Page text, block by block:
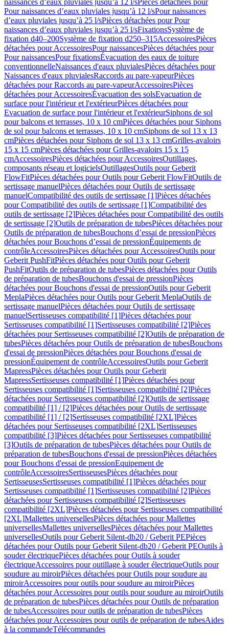
naissances d’eaux pluviales jusqu’à 12 l/sPièces détachées pour
Pour naissances d’eaux pluviales jusqu’à 12 l/sPour naissances
d’eaux pluviales jusqu’à 25 l/sPièces détachées pour Pour
naissances d’eaux pluviales jusqu’à 25 l/sFixationsSystème de
fixation d40–200Système de fixation d250–315AccessoiresPièces
détachées pour AccessoiresPour naissancesPièces détachées pour
Pour naissancesPour fixationsÉvacuation des eaux de toiture
conventionnelleNaissances d'eaux pluvialesPièces détachées pour
Naissances d'eaux pluvialesRaccords au pare-vapeurPièces
détachées pour Raccords au pare-vapeurAccessoiresPièces
détachées pour AccessoiresÉvacuation des solsEvacuation de
surface pour l'intérieur et l'extérieurPièces détachées pour
Evacuation de surface pour l'intérieur et l'extérieurSiphons de sol
pour balcons et terrasses, 10 x 10 cmPièces détachées pour Siphons
de sol pour balcons et terrasses, 10 x 10 cmSiphons de sol 13 x 13
cmPièces détachées pour Siphons de sol 13 x 13 cmGrilles-avaloirs
15 x 15 cmPièces détachées pour Grilles-avaloirs 15 x 15
cmAccessoiresPièces détachées pour AccessoiresOutillages,
composants réseau et logicielsOutillagesOutils pour Geberit
FlowFitPièces détachées pour Outils pour Geberit FlowFitOutils de
sertissage manuelPièces détachées pour Outils de sertissage
manuelCompatibilité des outils de sertissage [1]Pièces détachées
pour Compatibilité des outils de sertissage [1]Compatibilité des
outils de sertissage [2]Pièces détachées pour Compatibilité des outils
de sertissage [2]Outils de préparation de tubesPièces détachées pour
Outils de préparation de tubesBouchons d’essai de pressionPièces
détachées pour Bouchons d’essai de pressionÉquipements de
contrôleAccessoiresPièces détachées pour AccessoiresOutils pour
Geberit PushFitPièces détachées pour Outils pour Geberit
PushFitOutils de préparation de tubesPièces détachées pour Outils
de préparation de tubesBouchons d'essai de pressionPièces
détachées pour Bouchons d'essai de pressionOutils pour Geberit
MeplaPièces détachées pour Outils pour Geberit MeplaOutils de
sertissage manuelPièces détachées pour Outils de sertissage
manuelSertisseuses compatibilité [1]Pièces détachées pour
Sertisseuses compatibilité [1]Sertisseuses compatibilité [2]Pièces
détachées pour Sertisseuses compatibilité [2]Outils de préparation de
tubesPièces détachées pour Outils de préparation de tubesBouchons
d'essai de pressionPièces détachées pour Bouchons d'essai de
pressionÉquipement de contrôleAccessoiresOutils pour Geberit
MapressPièces détachées pour Outils pour Geberit
MapressSertisseuses compatibilité [1]Pièces détachées pour
Sertisseuses compatibilité [1]Sertisseuses compatibilité [2]Pièces
détachées pour Sertisseuses compatibilité [2]Outils de sertissage
compatibilité [1] / [2]Pièces détachées pour Outils de sertissage
compatibilité [1] / [2]Sertisseuses compatibilité [2XL]Pièces
détachées pour Sertisseuses compatibilité [2XL]Sertisseuses
compatibilité [3]Pièces détachées pour Sertisseuses compatibilité
[3]Outils de préparation de tubesPièces détachées pour Outils de
préparation de tubesBouchons d'essai de pressionPièces détachées
pour Bouchons d'essai de pressionEquipement de
contrôleAccessoiresSertisseusesPièces détachées pour
SertisseusesSertisseuses compatibilité [1]Pièces détachées pour
Sertisseuses compatibilité [1]Sertisseuses compatibilité [2]Pièces
détachées pour Sertisseuses compatibilité [2]Sertisseuses
compatibilité [2XL]Pièces détachées pour Sertisseuses compatibilité
[2XL]Mallettes universellesPièces détachées pour Mallettes
universellesMallettes universellesPièces détachées pour Mallettes
universellesOutils pour Geberit Silent-db20 / Geberit PEPièces
détachées pour Outils pour Geberit Silent-db20 / Geberit PEOutils à
souder électriquePièces détachées pour Outils à souder
électriqueAccessoires pour outillage à souder électriqueOutils pour
soudure au miroirPièces détachées pour Outils pour soudure au
miroirAccessoires pour outils pour soudure au miroirPièces
détachées pour Accessoires pour outils pour soudure au miroirOutils
de préparation de tubesPièces détachées pour Outils de préparation
de tubesAccessoires pour outils de préparation de tubesPièces
détachées pour Accessoires pour outils de préparation de tubesAides
à la commandeTélécommandes